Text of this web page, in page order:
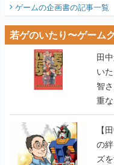
ゲームの企画書の記事一覧
若ゲのいたり〜ゲーム
田
い
智
重
【
の
ズ